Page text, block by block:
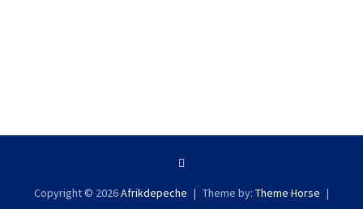
Copyright © 2026Afrikdepeche Theme by: Theme Horse